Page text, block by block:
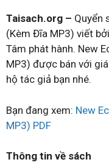
Taisach.org – Quyển
(Kèm Đĩa MP3) viết
Tâm phát hành. New
MP3) được bán với
hộ tác giả bạn nhé.
Bạn đang xem: New
MP3) PDF
Thông tin về sách